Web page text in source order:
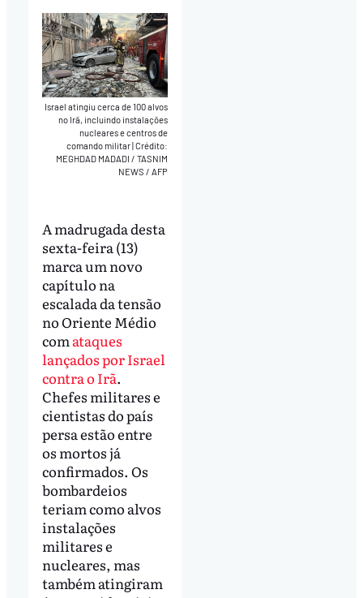
Israel atingiu cerca de 100 alvos
no Irã, incluindo instalações
nucleares e centros de
comando militar|Crédito:
MEGHDAD MADADI / TASNIM
NEWS / AFP
A madrugada desta
sexta-feira (13)
marca um novo
capítulo na
escalada da tensão
no Oriente Médio
comataques
lançados por Israel
contra o Irã.
Chefes militares e
cientistas do país
persa estão entre
os mortos já
confirmados. Os
bombardeios
teriam como alvos
instalações
militares e
nucleares, mas
também atingiram